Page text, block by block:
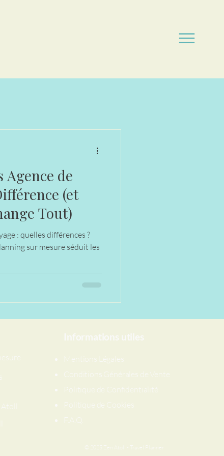
Agence de
(et
Tout)
: quelles différences ?
sur mesure séduit les
Informations utiles
Mentions Légales
Conditions Générales de Vente
Politique de Confidentialité
Politique de Cookies
​F.A.Q.
© 2025 Zen Atoll - Travel Planner